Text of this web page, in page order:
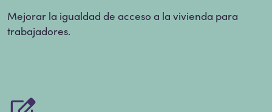
Mejorar la igualdad de acceso a la vivienda para
trabajadores.